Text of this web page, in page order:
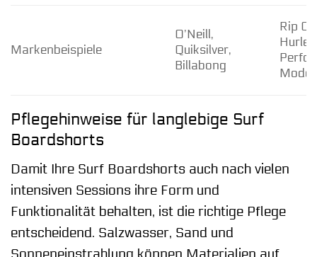
Markenbeispiele
O’Neill,
Quiksilver,
Billabong
Rip
Pflegehinweise für langlebige Surf
Boardshorts
Damit Ihre Surf Boardshorts auch nach vielen
intensiven Sessions ihre Form und
Funktionalität behalten, ist die richtige Pflege
entscheidend. Salzwasser, Sand und